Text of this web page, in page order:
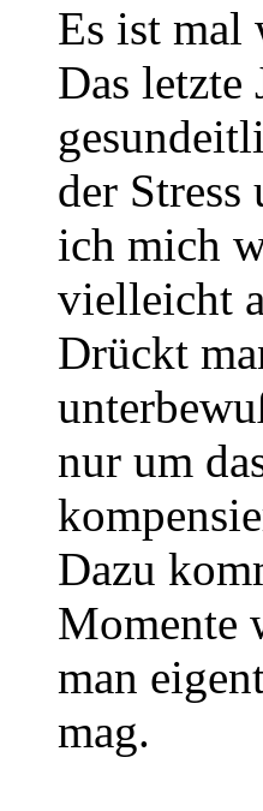
Es ist mal
Das letzte
der
ich mich
vielleicht
Drückt
nur um
Dazu
Momente
man
mag.